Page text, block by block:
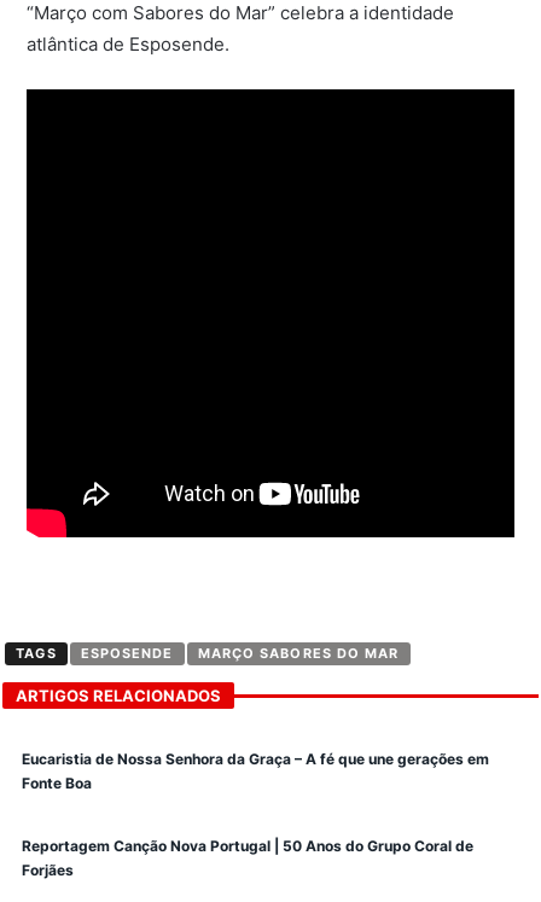
“Março com Sabores do Mar” celebra a identidade
atlântica de Esposende.
TAGS ESPOSENDE MARÇO SABORES DO MAR
ARTIGOS RELACIONADOS
Eucaristia de Nossa Senhora da Graça – A fé que une gerações em
Fonte Boa
Reportagem Canção Nova Portugal | 50 Anos do Grupo Coral de
Forjães